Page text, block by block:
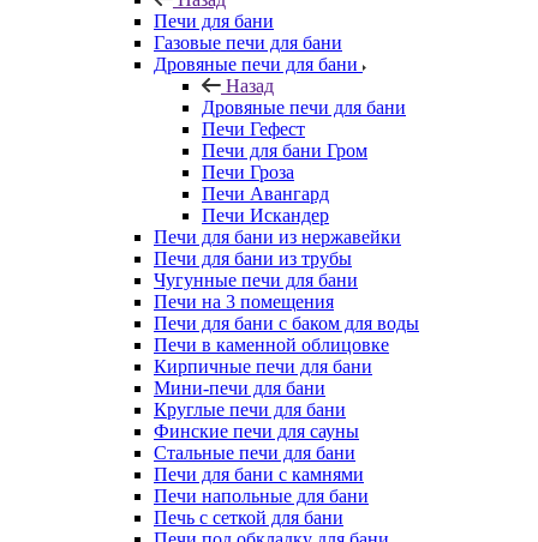
Печи для бани
Газовые печи для бани
Дровяные печи для бани
Назад
Дровяные печи для бани
Печи Гефест
Печи для бани Гром
Печи Гроза
Печи Авангард
Печи Искандер
Печи для бани из нержавейки
Печи для бани из трубы
Чугунные печи для бани
Печи на 3 помещения
Печи для бани с баком для воды
Печи в каменной облицовке
Кирпичные печи для бани
Мини-печи для бани
Круглые печи для бани
Финские печи для сауны
Стальные печи для бани
Печи для бани с камнями
Печи напольные для бани
Печь с сеткой для бани